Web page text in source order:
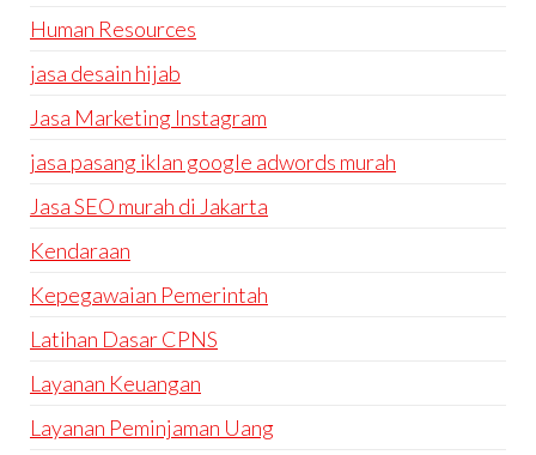
Human Resources
jasa desain hijab
Jasa Marketing Instagram
jasa pasang iklan google adwords murah
Jasa SEO murah di Jakarta
Kendaraan
Kepegawaian Pemerintah
Latihan Dasar CPNS
Layanan Keuangan
Layanan Peminjaman Uang